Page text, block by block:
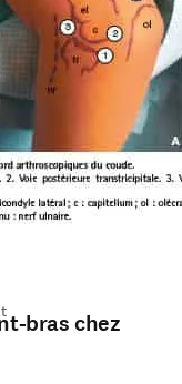
bras chez